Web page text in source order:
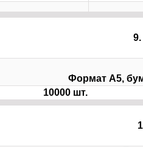
Формат А5,
10000 шт.